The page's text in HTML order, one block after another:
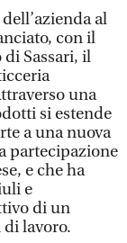
al
con il
Sassari, il
una
si estende
a una nuova
partecipazione
e che ha
e
di un
lavoro.